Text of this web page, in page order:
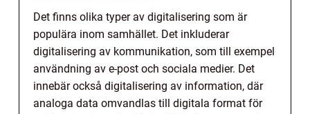
Det finns olika typer av digitalisering som är
populära inom samhället. Det inkluderar
digitalisering av kommunikation, som till exempel
användning av e-post och sociala medier. Det
innebär också digitalisering av information, där
analoga data omvandlas till digitala format för